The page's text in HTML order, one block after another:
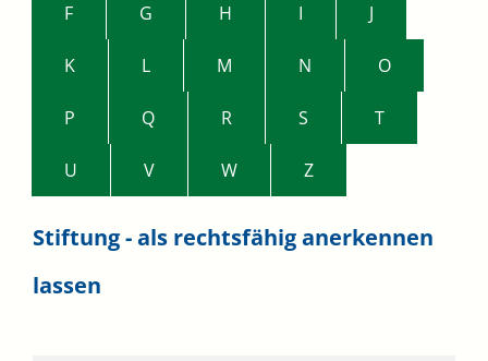
F G H I J
K L M N O
P Q R S T
U V W Z
Stiftung - als rechtsfähig anerkennen
lassen